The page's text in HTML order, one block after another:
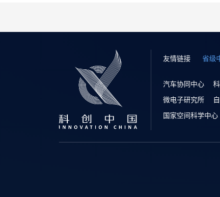
友情链接 省级
汽车协同中心
微电子研究所
国家空间科学中心